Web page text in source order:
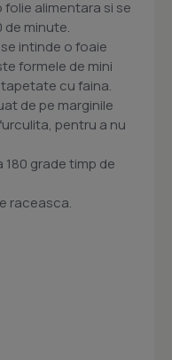
alimentara si se
de minute.
intinde o foaie
formele de mini
cu faina.
de pe marginile
pentru a nu
grade timp de
raceasca.